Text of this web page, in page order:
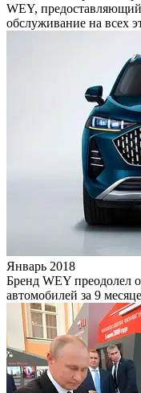
WEY,
обслуживание на всех
Январь 2018
Бренд WEY преодолел
автомобилей за 9